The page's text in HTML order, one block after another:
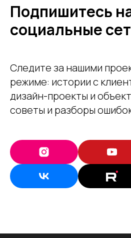
Подпишитесь
социальные
Следите за нашими
режиме: истории с
дизайн-проекты и
советы и разборы